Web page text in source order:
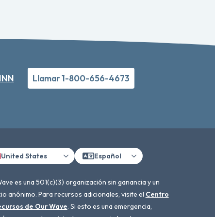
Llamar 1-800-656-4673
United States Español
es una 501(c)(3) organización sin ganancia y un
anónimo. Para recursos adicionales, visite el Centro
de Our Wave. Si esto es una emergencia,